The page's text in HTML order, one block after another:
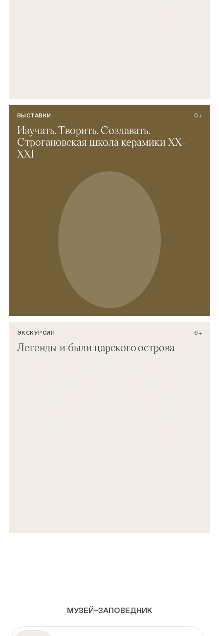
ВЫСТАВКИ 0+
Изучать. Творить. Создавать.
Строгановская школа керамики ХХ–
XXI
ЭКСКУРСИЯ 6+
Легенды и были царского острова
МУЗЕЙ–ЗАПОВЕДНИК